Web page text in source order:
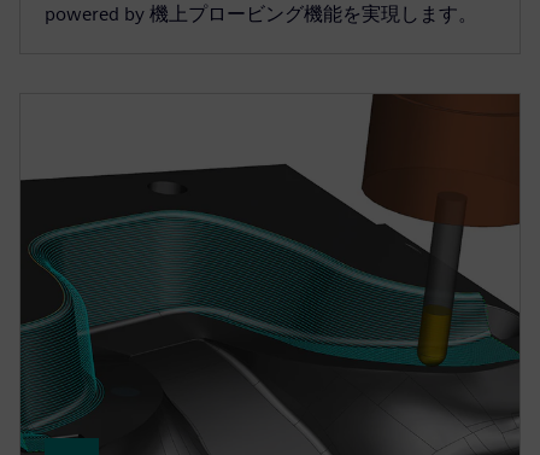
powered by 機上プロービング機能を実現します。